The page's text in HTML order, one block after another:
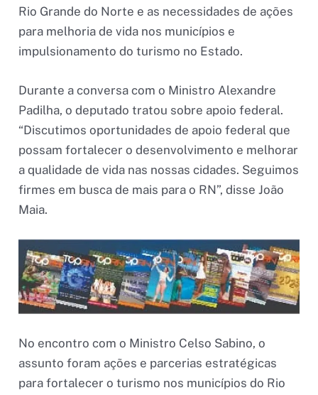
Rio Grande do Norte e as necessidades de ações
para melhoria de vida nos municípios e
impulsionamento do turismo no Estado.
Durante a conversa com o Ministro Alexandre
Padilha, o deputado tratou sobre apoio federal.
“Discutimos oportunidades de apoio federal que
possam fortalecer o desenvolvimento e melhorar
a qualidade de vida nas nossas cidades. Seguimos
firmes em busca de mais para o RN”, disse João
Maia.
No encontro com o Ministro Celso Sabino, o
assunto foram ações e parcerias estratégicas
para fortalecer o turismo nos municípios do Rio